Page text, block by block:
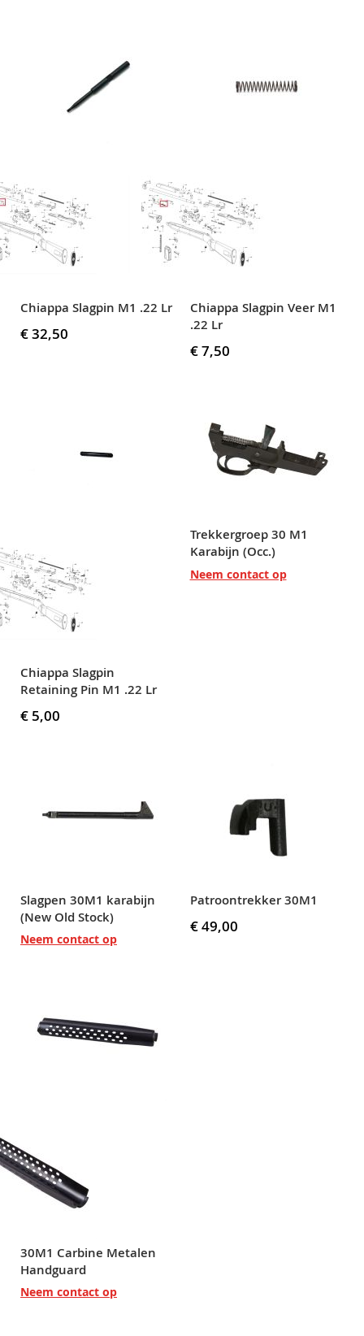
Chiappa Slagpin M1 .22 Lr
€ 32,50
Chiappa Slagpin Veer M1
.22 Lr
€ 7,50
Chiappa Slagpin
Retaining Pin M1 .22 Lr
€ 5,00
Trekkergroep 30 M1
Karabijn (Occ.)
Neem contact op
Slagpen 30M1 karabijn
(New Old Stock)
Neem contact op
Patroontrekker 30M1
€ 49,00
30M1 Carbine Metalen
Handguard
Neem contact op